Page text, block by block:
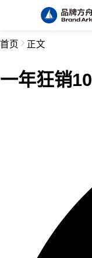
首页 正文
一年狂销